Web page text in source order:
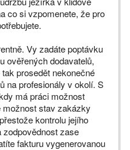
co si vzpomenete, že pro
Vy zadáte poptávku
ověřených dodavatelů,
prosedět nekonečné
na profesionály v okolí. S
má práci možnost
stav zakázky
kontrolu jejího
zodpovědnost zase
fakturu vygenerovanou